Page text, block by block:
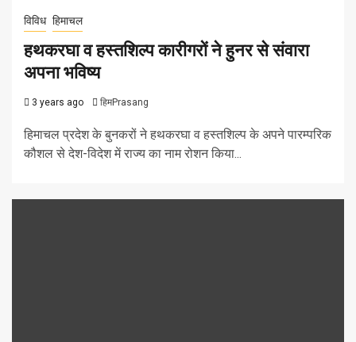
विविध हिमाचल
हथकरघा व हस्तशिल्प कारीगरों ने हुनर से संवारा
अपना भविष्य
3 years ago हिमPrasang
हिमाचल प्रदेश के बुनकरों ने हथकरघा व हस्तशिल्प के अपने पारम्परिक
कौशल से देश-विदेश में राज्य का नाम रोशन किया...